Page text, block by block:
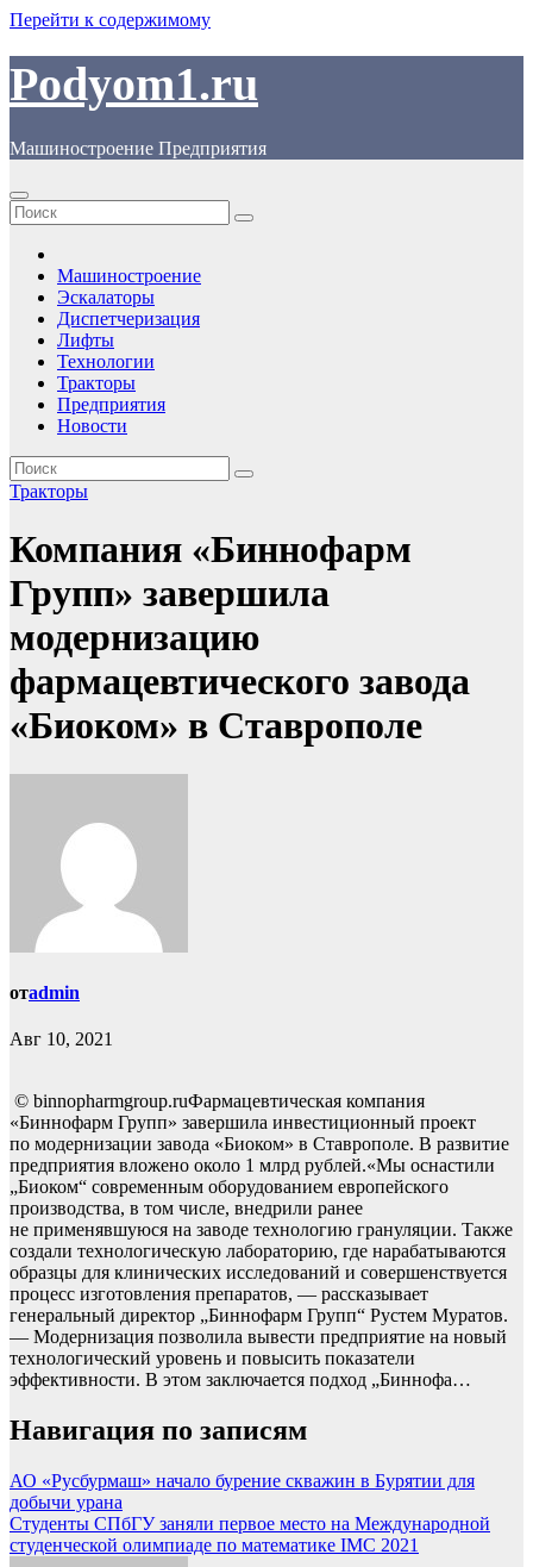
Перейти к содержимому
Podyom1.ru
Машиностроение Предприятия
Машиностроение
Эскалаторы
Диспетчеризация
Лифты
Технологии
Тракторы
Предприятия
Новости
Тракторы
Компания «Биннофарм
Групп» завершила
модернизацию
фармацевтического завода
«Биоком» в Ставрополе
отadmin
Авг 10, 2021
© binnopharmgroup.ruФармацевтическая компания
«Биннофарм Групп» завершила инвестиционный проект
по модернизации завода «Биоком» в Ставрополе. В развитие
предприятия вложено около 1 млрд рублей.«Мы оснастили
„Биоком“ современным оборудованием европейского
производства, в том числе, внедрили ранее
не применявшуюся на заводе технологию грануляции. Также
создали технологическую лабораторию, где нарабатываются
образцы для клинических исследований и совершенствуется
процесс изготовления препаратов, — рассказывает
генеральный директор „Биннофарм Групп“ Рустем Муратов.
— Модернизация позволила вывести предприятие на новый
технологический уровень и повысить показатели
эффективности. В этом заключается подход „Биннофа…
Навигация по записям
АО «Русбурмаш» начало бурение скважин в Бурятии для
добычи урана
Студенты СПбГУ заняли первое место на Международной
студенческой олимпиаде по математике IMC 2021